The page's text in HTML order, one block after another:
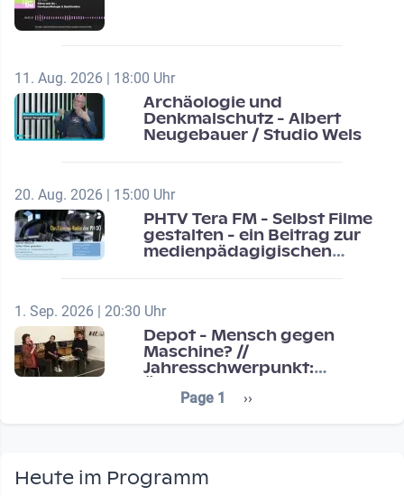
11. Aug. 2026 | 18:00 Uhr
Archäologie und
Denkmalschutz - Albert
Neugebauer / Studio Wels
20. Aug. 2026 | 15:00 Uhr
PHTV Tera FM - Selbst Filme
gestalten - ein Beitrag zur
medienpädagigischen
1. Sep. 2026 | 20:30 Uhr
Depot - Mensch gegen
Maschine? //
Jahresschwerpunkt:
Seitennummerierung
Page 1 Next page
››
Heute im Programm